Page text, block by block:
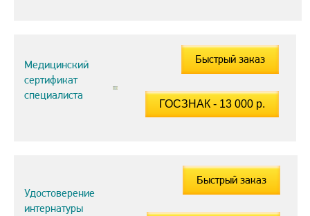
Медицинский
сертификат
специалиста
Быстрый заказ
Удостоверение
интернатуры
Быстрый заказ